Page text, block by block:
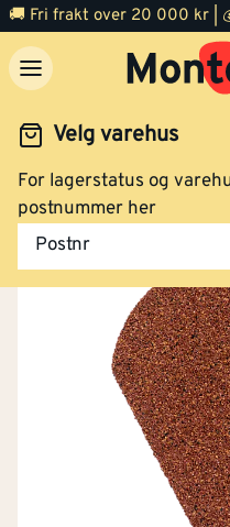
Velg varehus
For lagerstatus og
postnummer her
Postnr
Tak og pipe Takplater
ENDEPLATE MØNE